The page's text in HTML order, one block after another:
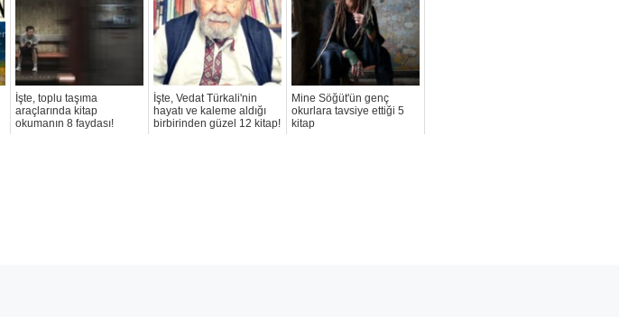
İşte, toplu taşıma
araçlarında kitap
okumanın 8 faydası!
İşte, Vedat Türkali'nin
hayatı ve kaleme aldığı
birbirinden güzel 12 kitap!
Mine Söğüt'ün genç
okurlara tavsiye ettiği 5
kitap